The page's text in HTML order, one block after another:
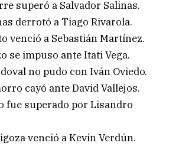
superó a Salvador Salinas.
derrotó a Tiago Rivarola.
venció a Sebastián Martínez.
se impuso ante Itati Vega.
no pudo con Iván Oviedo.
cayó ante David Vallejos.
fue superado por Lisandro
venció a Kevin Verdún.